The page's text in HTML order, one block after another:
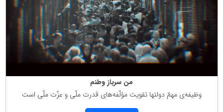
من سرباز وطنم
وظیفه‌ی مهمّ دولتها تقویت مؤلّفه‌های قدرت ملّی و عزّت ملّی است